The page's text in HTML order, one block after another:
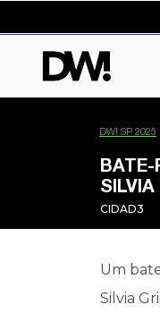
DW! SP 2025
BATE-
CIDAD3
Um
Silvia